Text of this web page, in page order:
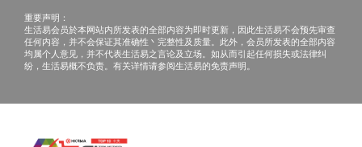
血色素
红细胞平均血红素
红血球平均血红素浓度
红血球沉降率
重要声明：
生活易会员於本网站内所发表的全部内容为即时更新，因此生活易不会预先审查
任何内容，并不会保证其准确性丶完整性及质量。此外，会员所发表的全部内容
均属个人意见，并不代表生活易之言论及立场。如从而引起任何损失或法律纠
纷，生活易概不负责。有关详情请参阅生活易的免责声明。